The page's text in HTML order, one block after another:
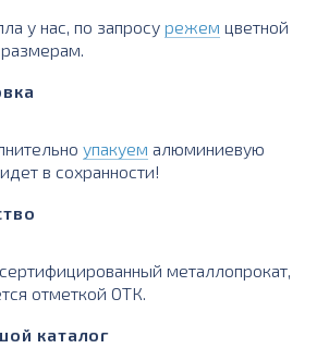
у нас, по запросу режем цветной
упакуем алюминиевую
в сохранности!
металлопрокат,
отметкой ОТК.
каталог